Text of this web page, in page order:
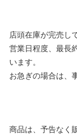
店頭在庫が完売し
営業日程度、最長
います。
お急ぎの場合は、
商品は、予告なく